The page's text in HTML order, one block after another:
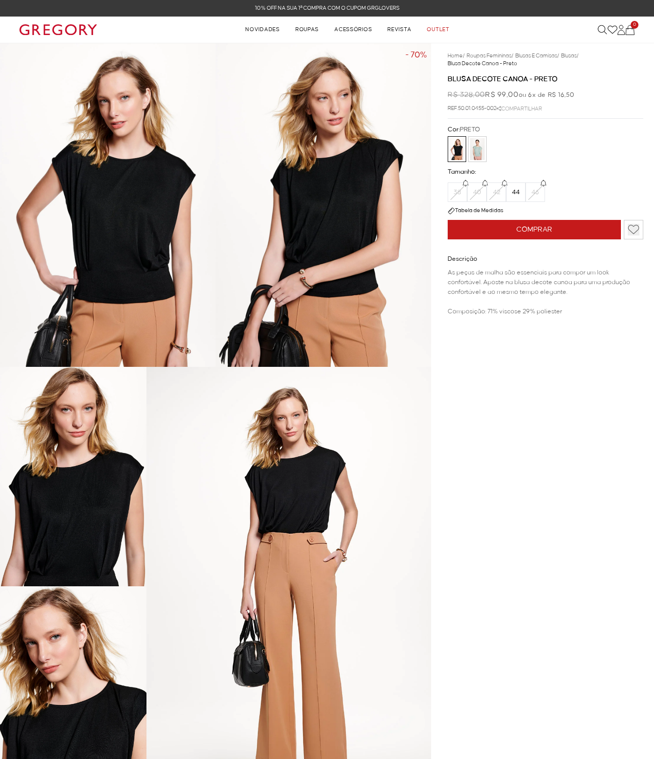
FRETE GRÁTIS NAS COMPRAS ACIMA DE R$ 899
NOVIDADES ROUPAS ACESSÓRIOS REVISTA OUTLET
0
- 70% Home/ Roupas Femininas/ Blusas E Camisas/ Blusas/
Blusa Decote Canoa - Preto
BLUSA DECOTE CANOA - PRETO
R$ 328,00R$ 99,00ou 6x de R$ 16,50
REF.50.01.0455-002 COMPARTILHAR
COMPRAR
Cor:PRETO
Tamanho:
38 40 42 44 46
Tabela de Medidas
Descrição
As peças de malha são essenciais para compor um look
confortável. Aposte na blusa decote canoa para uma produção
confortável e ao mesmo tempo elegante.
Composição: 71% viscose 29% poliester